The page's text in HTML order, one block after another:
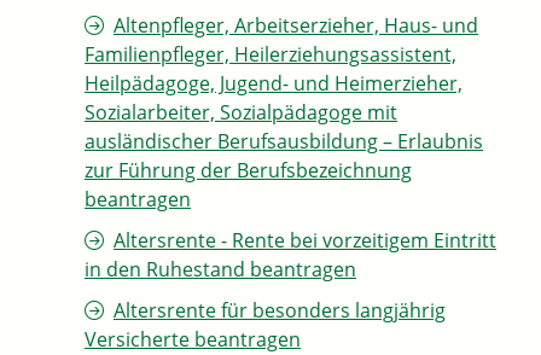
Altenpfleger, Arbeitserzieher, Haus- und
Familienpfleger, Heilerziehungsassistent,
Heilpädagoge, Jugend- und Heimerzieher,
Sozialarbeiter, Sozialpädagoge mit
ausländischer Berufsausbildung – Erlaubnis
zur Führung der Berufsbezeichnung
beantragen
Altersrente - Rente bei vorzeitigem Eintritt
in den Ruhestand beantragen
Altersrente für besonders langjährig
Versicherte beantragen